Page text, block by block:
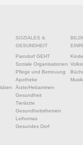
SOZIALES &
GESUNDHEIT
Parndorf GEHT
Soziale Organisationen
Pflege und Betreuung
Apotheke
Ärzte/Hebammen
Gesundheit
Tierärzte
Gesundheitsthemen
Leihomas
Gesundes Dorf